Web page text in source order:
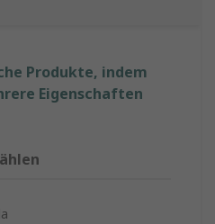
Produkte, indem
Eigenschaften